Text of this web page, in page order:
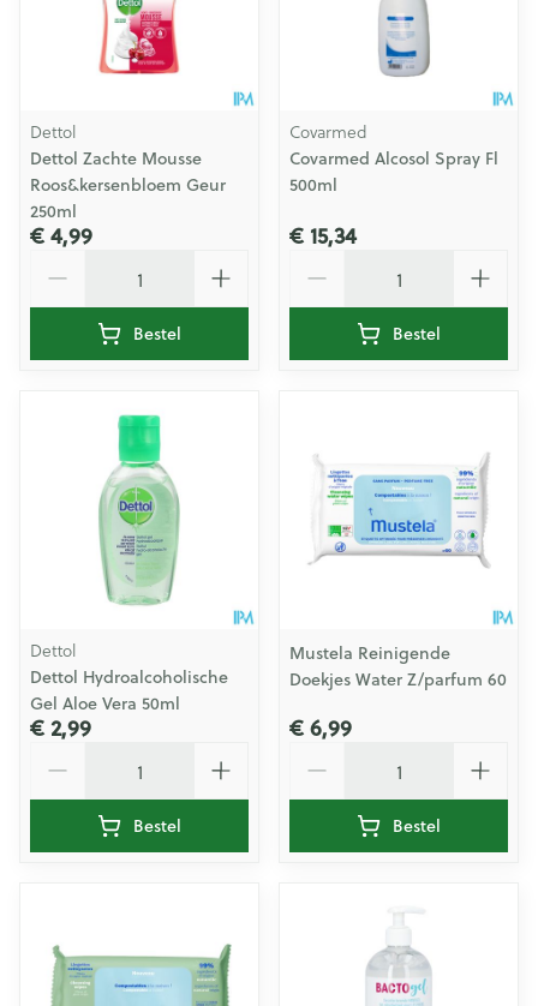
Dettol
Dettol Zachte Mousse
Roos&kersenbloem Geur
250ml
€ 4,99
Bestel
Covarmed
Covarmed Alcosol Spray Fl
500ml
€ 15,34
Bestel
Dettol
Dettol Hydroalcoholische
Gel Aloe Vera 50ml
€ 2,99
Bestel
Mustela Reinigende
Doekjes Water Z/parfum 60
€ 6,99
Bestel